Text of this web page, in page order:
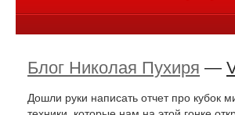
Блог Николая Пухиря —
Дошли руки написать отчет про кубок